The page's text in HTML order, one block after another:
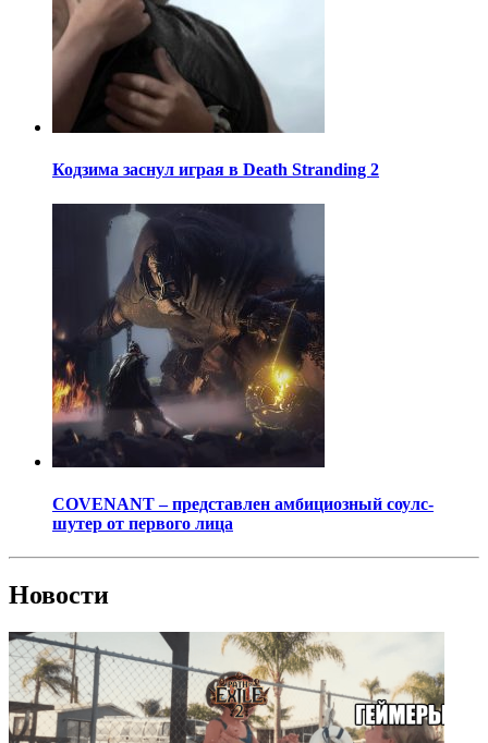
Кодзима заснул играя в Death Stranding 2
COVENANT – представлен амбициозный соулс-
шутер от первого лица
Новости